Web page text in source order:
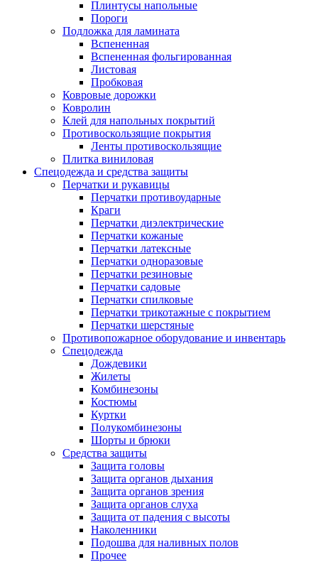
Плинтусы напольные
Пороги
Подложка для ламината
Вспененная
Вспененная фольгированная
Листовая
Пробковая
Ковровые дорожки
Ковролин
Клей для напольных покрытий
Противоскользящие покрытия
Ленты противоскользящие
Плитка виниловая
Спецодежда и средства защиты
Перчатки и рукавицы
Перчатки противоударные
Краги
Перчатки диэлектрические
Перчатки кожаные
Перчатки латексные
Перчатки одноразовые
Перчатки резиновые
Перчатки садовые
Перчатки спилковые
Перчатки трикотажные с покрытием
Перчатки шерстяные
Противопожарное оборудование и инвентарь
Спецодежда
Дождевики
Жилеты
Комбинезоны
Костюмы
Куртки
Полукомбинезоны
Шорты и брюки
Средства защиты
Защита головы
Защита органов дыхания
Защита органов зрения
Защита органов слуха
Защита от падения с высоты
Наколенники
Подошва для наливных полов
Прочее